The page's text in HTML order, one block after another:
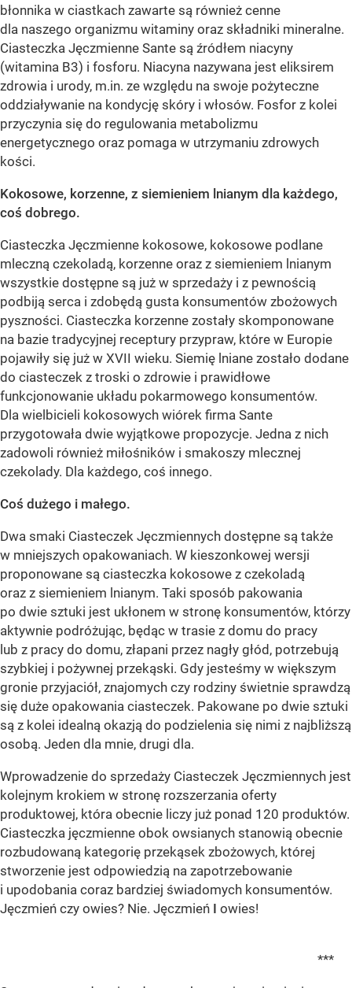
błonnika w ciastkach zawarte są również cenne
dla naszego organizmu witaminy oraz składniki mineralne.
Ciasteczka Jęczmienne Sante są źródłem niacyny
(witamina B3) i fosforu. Niacyna nazywana jest eliksirem
zdrowia i urody, m.in. ze względu na swoje pożyteczne
oddziaływanie na kondycję skóry i włosów. Fosfor z kolei
przyczynia się do regulowania metabolizmu
energetycznego oraz pomaga w utrzymaniu zdrowych
kości.
Kokosowe, korzenne, z siemieniem lnianym dla każdego,
coś dobrego.
Ciasteczka Jęczmienne kokosowe, kokosowe podlane
mleczną czekoladą, korzenne oraz z siemieniem lnianym
wszystkie dostępne są już w sprzedaży i z pewnością
podbiją serca i zdobędą gusta konsumentów zbożowych
pyszności. Ciasteczka korzenne zostały skomponowane
na bazie tradycyjnej receptury przypraw, które w Europie
pojawiły się już w XVII wieku. Siemię lniane zostało dodane
do ciasteczek z troski o zdrowie i prawidłowe
funkcjonowanie układu pokarmowego konsumentów.
Dla wielbicieli kokosowych wiórek firma Sante
przygotowała dwie wyjątkowe propozycje. Jedna z nich
zadowoli również miłośników i smakoszy mlecznej
czekolady. Dla każdego, coś innego.
Coś dużego i małego.
Dwa smaki Ciasteczek Jęczmiennych dostępne są także
w mniejszych opakowaniach. W kieszonkowej wersji
proponowane są ciasteczka kokosowe z czekoladą
oraz z siemieniem lnianym. Taki sposób pakowania
po dwie sztuki jest ukłonem w stronę konsumentów, którzy
aktywnie podróżując, będąc w trasie z domu do pracy
lub z pracy do domu, złapani przez nagły głód, potrzebują
szybkiej i pożywnej przekąski. Gdy jesteśmy w większym
gronie przyjaciół, znajomych czy rodziny świetnie sprawdzą
się duże opakowania ciasteczek. Pakowane po dwie sztuki
są z kolei idealną okazją do podzielenia się nimi z najbliższą
osobą. Jeden dla mnie, drugi dla.
Wprowadzenie do sprzedaży Ciasteczek Jęczmiennych jest
kolejnym krokiem w stronę rozszerzania oferty
produktowej, która obecnie liczy już ponad 120 produktów.
Ciasteczka jęczmienne obok owsianych stanowią obecnie
rozbudowaną kategorię przekąsek zbożowych, której
stworzenie jest odpowiedzią na zapotrzebowanie
i upodobania coraz bardziej świadomych konsumentów.
Jęczmień czy owies? Nie. Jęczmień I owies!
***